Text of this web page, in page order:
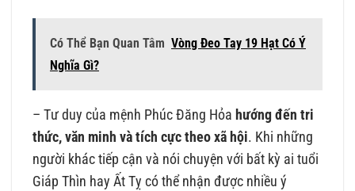
Có Thể Bạn Quan Tâm Vòng Đeo Tay 19 Hạt Có Ý
Nghĩa Gì?
– Tư duy của mệnh Phúc Đăng Hỏa hướng đến tri
thức, văn minh và tích cực theo xã hội. Khi những
người khác tiếp cận và nói chuyện với bất kỳ ai tuổi
Giáp Thìn hay Ất Tỵ có thể nhận được nhiều ý